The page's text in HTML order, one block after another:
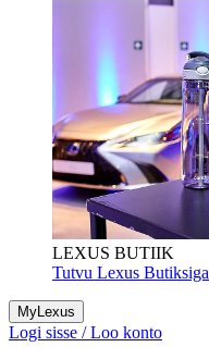
LEXUS BUTIIK
Tutvu Lexus Butiksiga
MyLexus
Logi sisse / Loo konto